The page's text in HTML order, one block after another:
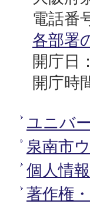
役
所
電話番
各部署
開庁日
開庁時
ユニバ
泉南市
個人情
著作権